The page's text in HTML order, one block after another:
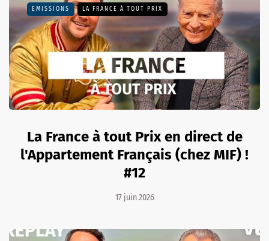
EMISSIONS LA FRANCE À TOUT PRIX
La France à tout Prix en direct de
l'Appartement Français (chez MIF) !
#12
17 juin 2026